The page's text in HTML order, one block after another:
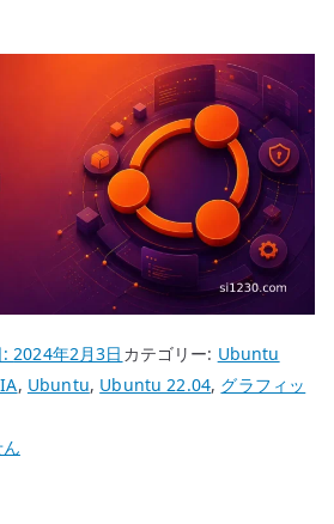
:2024年2月3日 カテゴリー: Ubuntu
, Ubuntu, Ubuntu 22.04, グラフィッ